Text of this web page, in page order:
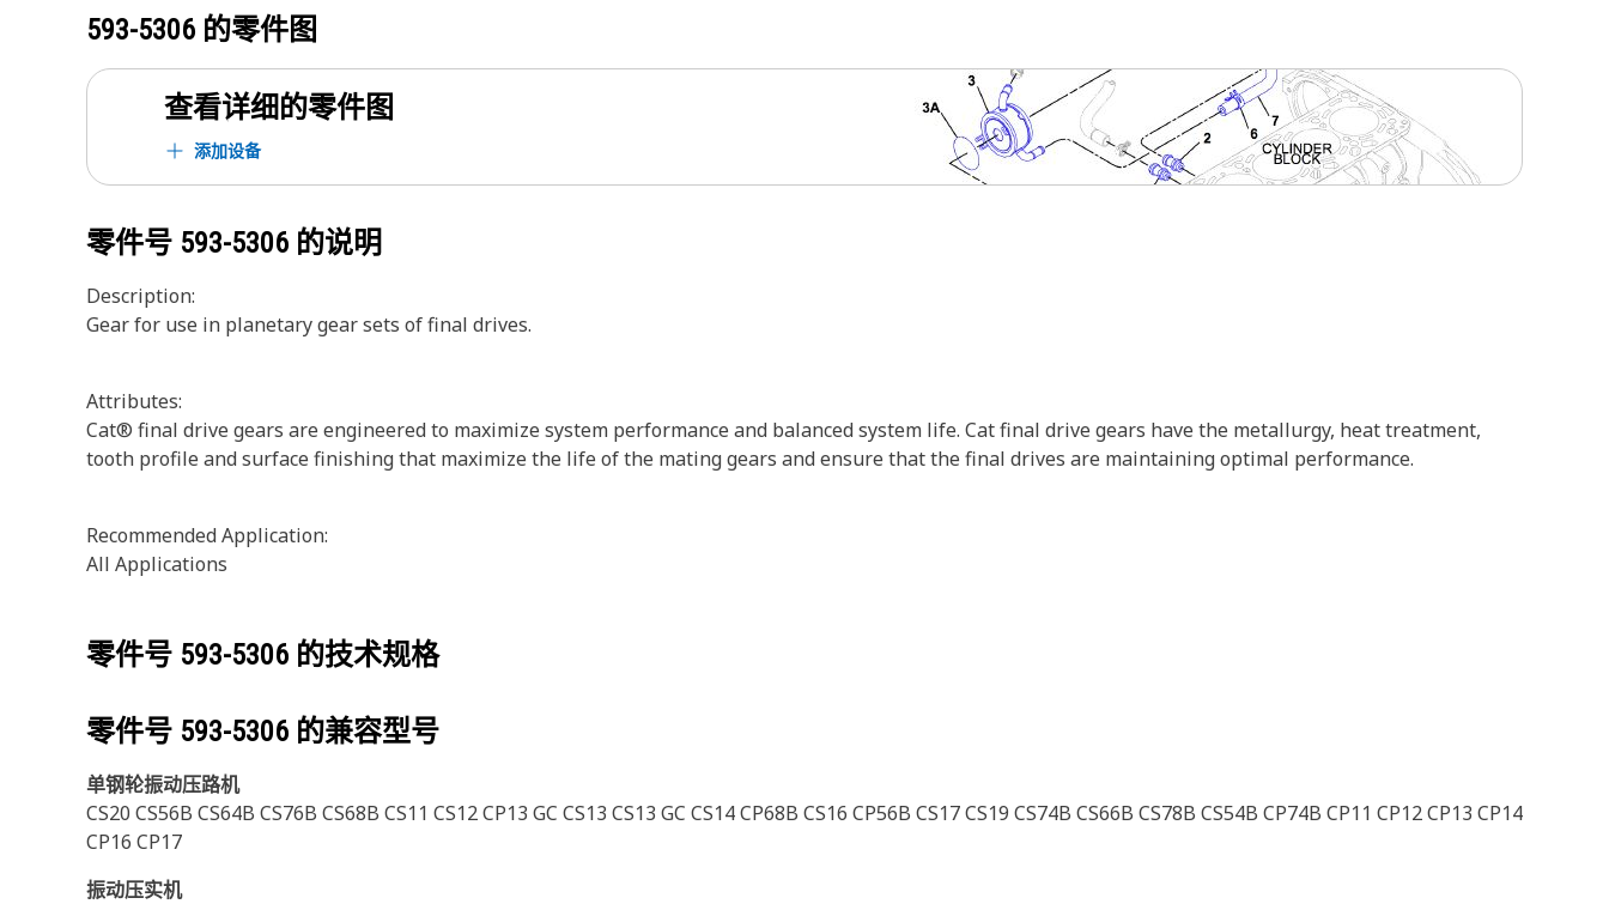
593-5306 的零件图
查看详细的零件图
添加设备
零件号 593-5306 的说明
Description:
Gear for use in planetary gear sets of final drives.
Attributes:
Cat® final drive gears are engineered to maximize system performance and balanced system life. Cat final drive gears have the metallurgy, heat treatment,
tooth profile and surface finishing that maximize the life of the mating gears and ensure that the final drives are maintaining optimal performance.
Recommended Application:
All Applications
零件号 593-5306 的技术规格
零件号 593-5306 的兼容型号
单钢轮振动压路机
CS20 CS56B CS64B CS76B CS68B CS11 CS12 CP13 GC CS13 CS13 GC CS14 CP68B CS16 CP56B CS17 CS19 CS74B CS66B CS78B CS54B CP74B CP11 CP12 CP13 CP14
CP16 CP17
振动压实机